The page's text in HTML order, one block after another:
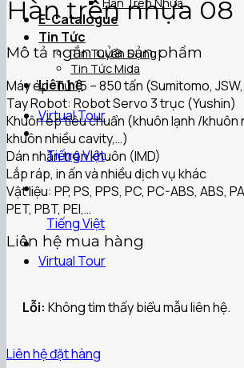
E-Catalogue
Tin Tức
Tin Tuyển Dụng
Tin Tức Mida
Liên hệ
Virtual Tour
Tiếng Việt
Tiếng Việt
Virtual Tour
Hàn trên nhựa 08
Mô tả ngắn của sản phẩm
Máy ép: Từ 15 – 850 tấn (Sumitomo,
Tay Robot: Robot Servo 3 trục (Yushin)
Khuôn ép tiêu chuẩn (khuôn lạnh /khuôn
khuôn nhiều cavity,…)
Dán nhãn trên khuôn (IMD)
Lắp ráp, in ấn và nhiều dịch vụ khác
Vật liệu: PP, PS, PPS, PC, PC-ABS, ABS,
PET, PBT, PEI,…
Liên hệ mua hàng
Lỗi: Không tìm thấy biểu mẫu liên hệ.
Liên hệ đặt hàng